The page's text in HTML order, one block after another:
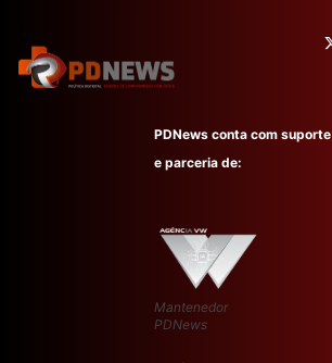
PDNews conta com suporte
e parceria de:
Mantenedor
PDNews